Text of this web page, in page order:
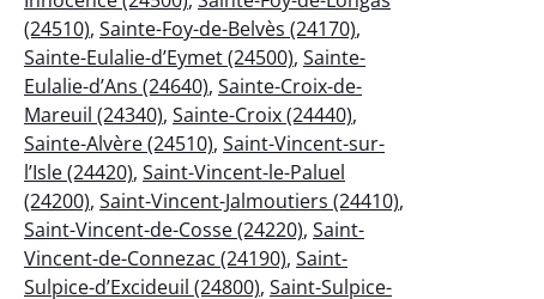
(24510), Sainte-Foy-de-Belvès (24170),
Sainte-Eulalie-d’Eymet (24500), Sainte-
Eulalie-d’Ans (24640), Sainte-Croix-de-
Mareuil (24340), Sainte-Croix (24440),
Sainte-Alvère (24510), Saint-Vincent-sur-
l’Isle (24420), Saint-Vincent-le-Paluel
(24200), Saint-Vincent-Jalmoutiers (24410),
Saint-Vincent-de-Cosse (24220), Saint-
Vincent-de-Connezac (24190), Saint-
Sulpice-d’Excideuil (24800), Saint-Sulpice-